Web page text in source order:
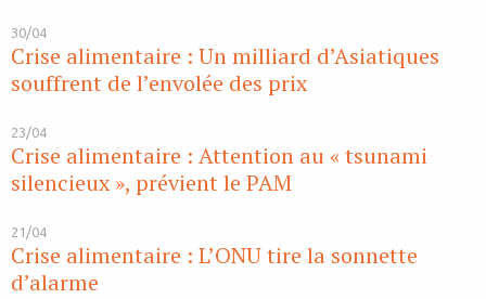
30/04
Crise alimentaire : Un milliard d’Asiatiques
souffrent de l’envolée des prix
23/04
Crise alimentaire : Attention au « tsunami
silencieux », prévient le PAM
21/04
Crise alimentaire : L’ONU tire la sonnette
d’alarme